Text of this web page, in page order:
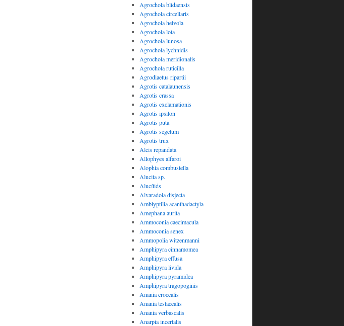
Agrochola blidaensis
Agrochola circellaris
Agrochola helvola
Agrochola lota
Agrochola lunosa
Agrochola lychnidis
Agrochola meridionalis
Agrochola ruticilla
Agrodiaetus ripartii
Agrotis catalaunensis
Agrotis crassa
Agrotis exclamationis
Agrotis ipsilon
Agrotis puta
Agrotis segetum
Agrotis trux
Alcis repandata
Allophyes alfaroi
Alophia combustella
Alucita sp.
Alucítids
Alvaradoia disjecta
Amblyptilia acanthadactyla
Amephana aurita
Ammoconia caecimacula
Ammoconia senex
Ammopolia witzenmanni
Amphipyra cinnamomea
Amphipyra effusa
Amphipyra livida
Amphipyra pyramidea
Amphipyra tragopoginis
Anania crocealis
Anania testacealis
Anania verbascalis
Anarpia incertalis